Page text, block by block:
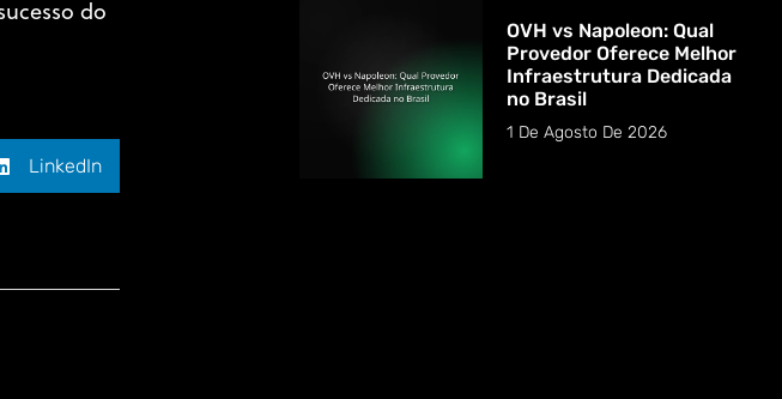
do
LinkedIn
OVH vs Napoleon: Qual
Provedor Oferece Melhor
Infraestrutura Dedicada
no Brasil
1 De Agosto De 2026